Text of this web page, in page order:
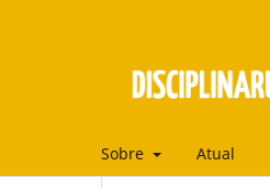
Sobre Atual